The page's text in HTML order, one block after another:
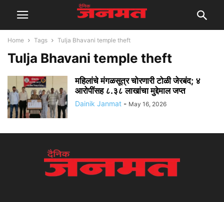
Home Tags Tulja Bhavani temple theft
Tulja Bhavani temple theft
महिलांचे मंगळसूत्र चोरणारी टोळी जेरबंद; ४
आरोपींसह ८.३८ लाखांचा मुद्देमाल जप्त
Dainik Janmat - May 16, 2026